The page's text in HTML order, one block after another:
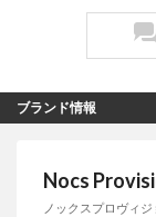
ブランド情報
Nocs
ノックスプロヴィ